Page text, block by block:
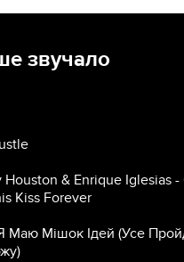
звучало
Houston & Enrique Iglesias -
Kiss Forever
Маю Мішок Ідей (Усе